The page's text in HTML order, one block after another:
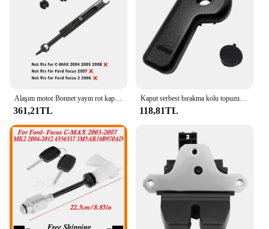
Alaşım motor Bonnet yayın rot kaput kilidi mandal ön izgara bağlantı tamir kiti ford focus 2 Mk2 C-MAX aksesuarları için
361,21TL
Kaput serbest bırakma kolu topuzu kaput mandalı çekme kolu 2012-2015 Ford Focus/c-max için kolu
118,81TL